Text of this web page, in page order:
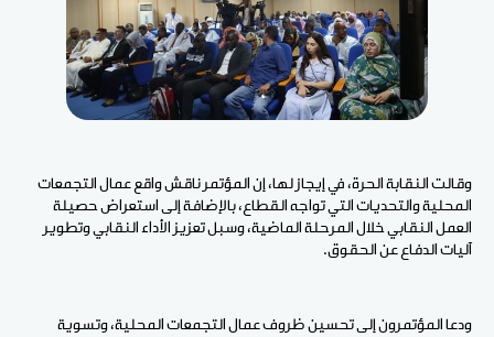
وقالت النقابة الحرة، في إيجاز لها، إن المؤتمر ناقش واقع عمال التجمعات
المحلية والتحديات التي تواجه القطاع، بالإضافة إلى استعراض حصيلة
العمل النقابي خلال المرحلة الماضية، وسبل تعزيز الأداء النقابي وتطوير
آليات الدفاع عن الحقوق.
ودعا المؤتمرون إلى تحسين ظروف عمال التجمعات المحلية، وتسوية